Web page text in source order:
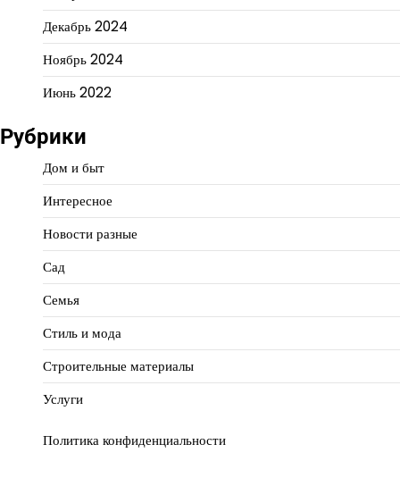
Декабрь 2024
Ноябрь 2024
Июнь 2022
Рубрики
Дом и быт
Интересное
Новости разные
Сад
Семья
Стиль и мода
Строительные материалы
Услуги
Политика конфиденциальности